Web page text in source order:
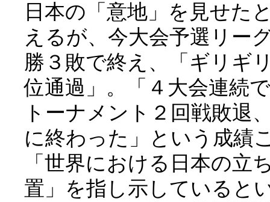
日本の「意地」を見せた
えるが、今大会予選リー
勝３敗で終え、「ギリギ
位通過」。「４大会連続
トーナメント２回戦敗退
に終わった」という成績
「世界における日本の立
置」を指し示していると